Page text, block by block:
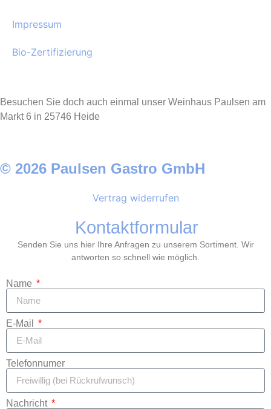
Impressum
Bio-Zertifizierung
Besuchen Sie doch auch einmal unser Weinhaus Paulsen am
Markt 6 in 25746 Heide
© 2026 Paulsen Gastro GmbH
Vertrag widerrufen
Kontaktformular
Senden Sie uns hier Ihre Anfragen zu unserem Sortiment. Wir
antworten so schnell wie möglich.
Name
E-Mail
Telefonnumer
Nachricht